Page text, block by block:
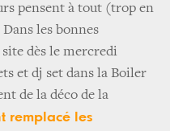
pensent à tout (trop en
les bonnes
dès le mercredi
et dj set dans la Boiler
de la déco de la
remplacé les